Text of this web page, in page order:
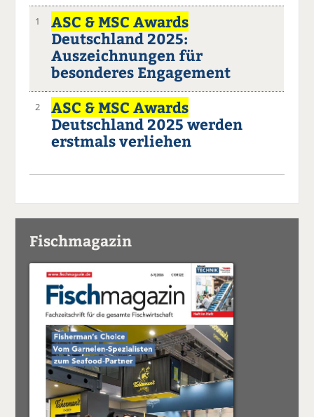
1
ASC & MSC Awards
Deutschland 2025:
Auszeichnungen für
besonderes Engagement
2
ASC & MSC Awards
Deutschland 2025 werden
erstmals verliehen
Fischmagazin